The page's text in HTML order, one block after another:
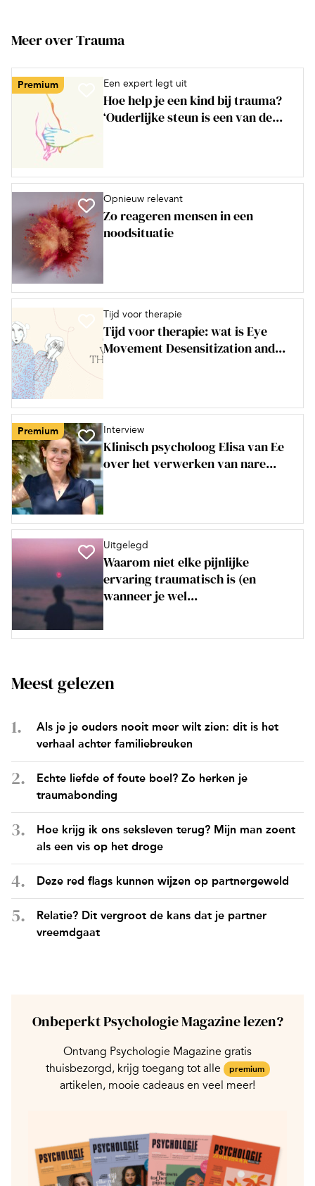
Meer over Trauma
Premium Een expert legt uit
Hoe help je een kind bij trauma?
‘Ouderlijke steun is een van de...
Opnieuw relevant
Zo reageren mensen in een
noodsituatie
Tijd voor therapie
Tijd voor therapie: wat is Eye
Movement Desensitization and...
Premium Interview
Klinisch psycholoog Elisa van Ee
over het verwerken van nare...
Uitgelegd
Waarom niet elke pijnlijke
ervaring traumatisch is (en
wanneer je wel...
Meest gelezen
Als je je ouders nooit meer wilt zien: dit is het
verhaal achter familiebreuken
Echte liefde of foute boel? Zo herken je
traumabonding
Hoe krijg ik ons seksleven terug? Mijn man zoent
als een vis op het droge
Deze red flags kunnen wijzen op partnergeweld
Relatie? Dit vergroot de kans dat je partner
vreemdgaat
Onbeperkt Psychologie Magazine lezen?
Ontvang Psychologie Magazine gratis
thuisbezorgd, krijg toegang tot alle
premium
artikelen, mooie cadeaus en veel meer!